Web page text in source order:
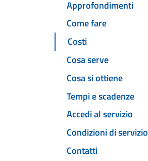
Approfondimenti
Come fare
Costi
Cosa serve
Cosa si ottiene
Tempi e scadenze
Accedi al servizio
Condizioni di servizio
Contatti